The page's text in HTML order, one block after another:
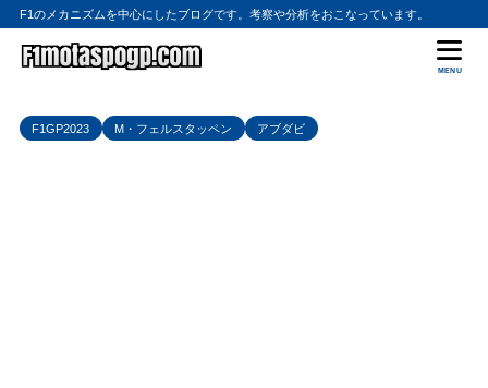
F1のメカニズムを中心にしたブログです。考察や分析をおこなっています。
MENU
F1GP2023 M・フェルスタッペン アブダビ